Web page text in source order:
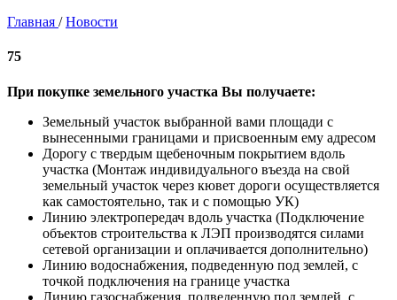
Главная / Новости
75
При покупке земельного участка Вы получаете:
Земельный участок выбранной вами площади с
вынесенными границами и присвоенным ему адресом
Дорогу с твердым щебеночным покрытием вдоль
участка (Монтаж индивидуального въезда на свой
земельный участок через кювет дороги осуществляется
как самостоятельно, так и с помощью УК)
Линию электропередач вдоль участка (Подключение
объектов строительства к ЛЭП производятся силами
сетевой организации и оплачивается дополнительно)
Линию водоснабжения, подведенную под землей, с
точкой подключения на границе участка
Линию газоснабжения, подведенную под землей, с